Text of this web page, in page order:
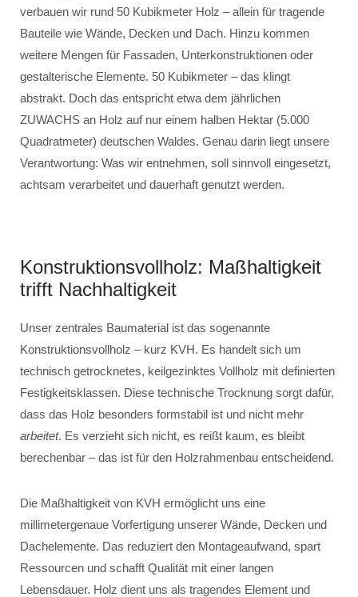
verbauen wir rund 50 Kubikmeter Holz – allein für tragende
Bauteile wie Wände, Decken und Dach. Hinzu kommen
weitere Mengen für Fassaden, Unterkonstruktionen oder
gestalterische Elemente. 50 Kubikmeter – das klingt
abstrakt. Doch das entspricht etwa dem jährlichen
ZUWACHS an Holz auf nur einem halben Hektar (5.000
Quadratmeter) deutschen Waldes. Genau darin liegt unsere
Verantwortung: Was wir entnehmen, soll sinnvoll eingesetzt,
achtsam verarbeitet und dauerhaft genutzt werden.
Konstruktionsvollholz: Maßhaltigkeit
trifft Nachhaltigkeit
Unser zentrales Baumaterial ist das sogenannte
Konstruktionsvollholz – kurz KVH. Es handelt sich um
technisch getrocknetes, keilgezinktes Vollholz mit definierten
Festigkeitsklassen. Diese technische Trocknung sorgt dafür,
dass das Holz besonders formstabil ist und nicht mehr
arbeitet. Es verzieht sich nicht, es reißt kaum, es bleibt
berechenbar – das ist für den Holzrahmenbau entscheidend.
Die Maßhaltigkeit von KVH ermöglicht uns eine
millimetergenaue Vorfertigung unserer Wände, Decken und
Dachelemente. Das reduziert den Montageaufwand, spart
Ressourcen und schafft Qualität mit einer langen
Lebensdauer. Holz dient uns als tragendes Element und